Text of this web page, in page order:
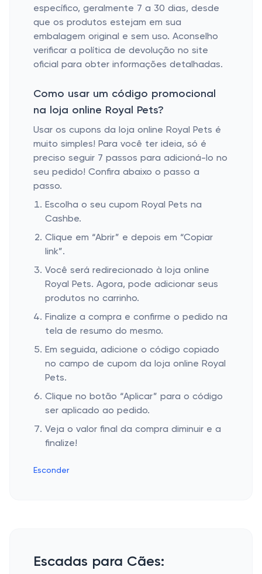
específico, geralmente 7 a 30 dias, desde
que os produtos estejam em sua
embalagem original e sem uso. Aconselho
verificar a política de devolução no site
oficial para obter informações detalhadas.
Como usar um código promocional
na loja online Royal Pets?
Usar os cupons da loja online Royal Pets é
muito simples! Para você ter ideia, só é
preciso seguir 7 passos para adicioná-lo no
seu pedido! Confira abaixo o passo a
passo.
Escolha o seu cupom Royal Pets na
Cashbe.
Clique em “Abrir” e depois em “Copiar
link”.
Você será redirecionado à loja online
Royal Pets. Agora, pode adicionar seus
produtos no carrinho.
Finalize a compra e confirme o pedido na
tela de resumo do mesmo.
Em seguida, adicione o código copiado
no campo de cupom da loja online Royal
Pets.
Clique no botão “Aplicar” para o código
ser aplicado ao pedido.
Veja o valor final da compra diminuir e a
finalize!
Esconder
Escadas para Cães: